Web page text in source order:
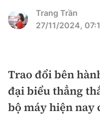
Mới nhất
Chính trị
Xã hội
Xây dựng
Chỉ đạo điều hành
Giao thông
Trang Trần
27/11/2024,
Trao đổi bên
đại biểu thẳng
bộ máy hiện nay